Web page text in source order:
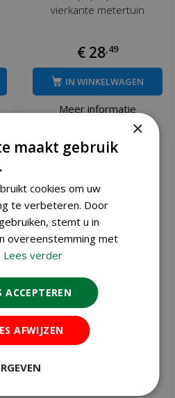
vierkante metertuin
€ 28 49
Meer informatie
IN WINKELWAGEN
Nature tomatentuinkas
×
maakt gebruik
cookies om uw
te verbeteren. Door
stemt u in
overeenstemming met
Lees verder
ACCEPTEREN
AFWIJZEN